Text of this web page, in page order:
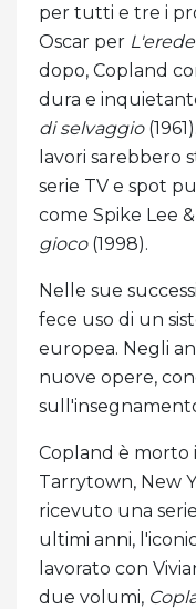
per tutti e tre i
Oscar per L'erede
dopo, Copland
dura e
di selvaggio
lavori sarebbero
serie TV e spot
come Spike Lee
gioco(1998).
Nelle sue
fece uso di un
europea. Negli
nuove opere,
Copland è morto
Tarrytown, New
ricevuto una
ultimi anni,
lavorato con
due volumi,